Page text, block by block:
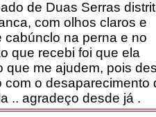
de Duas Serras
com olhos claros e
na perna e no
que recebi foi que ela
que me ajudem, pois
com o desaparecimento
.. agradeço desde já .